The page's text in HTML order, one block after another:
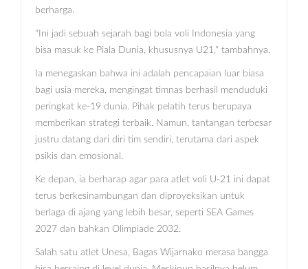
berharga.
"Ini jadi sebuah sejarah bagi bola voli Indonesia yang
bisa masuk ke Piala Dunia, khususnya U21," tambahnya.
Ia menegaskan bahwa ini adalah pencapaian luar biasa
bagi usia mereka, mengingat timnas berhasil menduduki
peringkat ke-19 dunia. Pihak pelatih terus berupaya
memberikan strategi terbaik. Namun, tantangan terbesar
justru datang dari diri tim sendiri, terutama dari aspek
psikis dan emosional.
Ke depan, ia berharap agar para atlet voli U-21 ini dapat
terus berkesinambungan dan diproyeksikan untuk
berlaga di ajang yang lebih besar, seperti SEA Games
2027 dan bahkan Olimpiade 2032.
Salah satu atlet Unesa, Bagas Wijarnako merasa bangga